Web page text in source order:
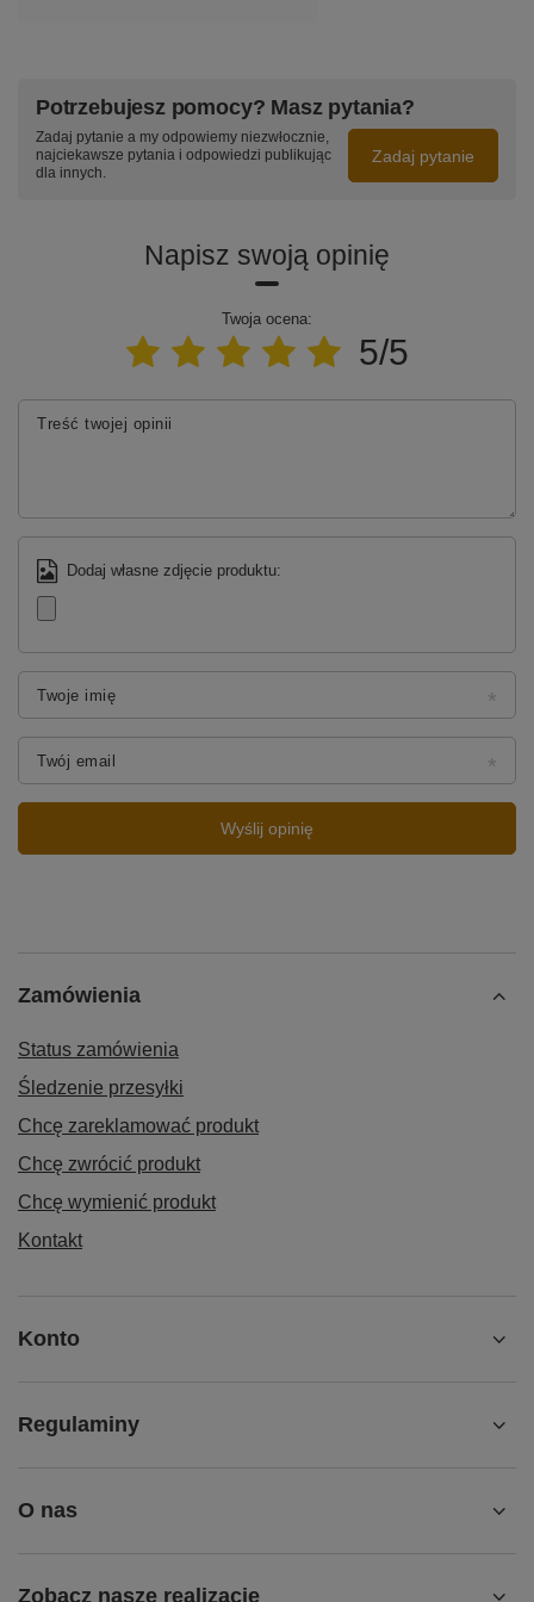
Potrzebujesz pomocy? Masz pytania?
Zadaj pytanie a my odpowiemy niezwłocznie,
najciekawsze pytania i odpowiedzi publikując
dla innych.
Zadaj pytanie
Napisz swoją opinię
Twoja ocena:
5/5
Treść twojej opinii
Dodaj własne zdjęcie produktu:
Twoje imię
Twój email
Wyślij opinię
Zamówienia
Status zamówienia
Śledzenie przesyłki
Chcę zareklamować produkt
Chcę zwrócić produkt
Chcę wymienić produkt
Kontakt
Konto
Regulaminy
O nas
Zobacz nasze realizacje